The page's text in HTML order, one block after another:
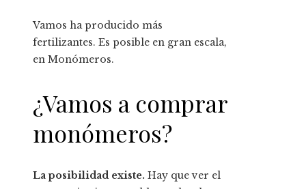
Vamos ha producido más
fertilizantes. Es posible en gran escala,
en Monómeros.
¿Vamos a comprar
monómeros?
La posibilidad existe. Hay que ver el